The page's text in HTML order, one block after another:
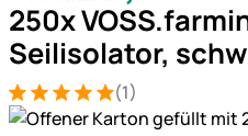
250x
Seilisolator,
Bewertung: 5 von 5 (1
1 Bewertung (1)
Produktgalerie